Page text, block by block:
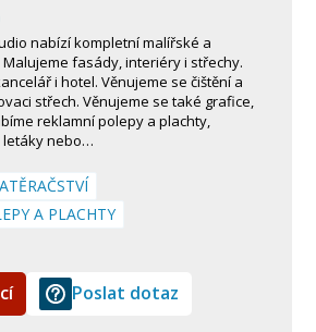
nabízí kompletní malířské a
fasády, interiéry i střechy.
i hotel. Věnujeme se čištění a
střech. Věnujeme se také grafice,
reklamní polepy a plachty,
letáky nebo…
A PLACHTY
Poslat dotaz